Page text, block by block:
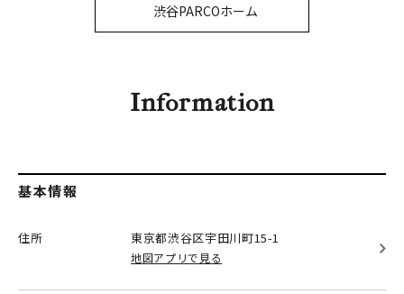
渋谷PARCOホーム
Information
基本情報
住所 東京都渋谷区宇田川町15-1
地図アプリで見る